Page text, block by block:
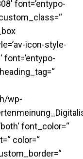
font=’entypo-
custom_class=“
icon-style-
font=’entypo-
wp-
font_color=“
color=“